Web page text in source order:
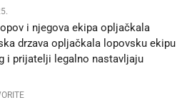
i njegova ekipa opljačkala
drzava opljačkala lopovsku ekipu
i prijatelji legalno nastavljaju